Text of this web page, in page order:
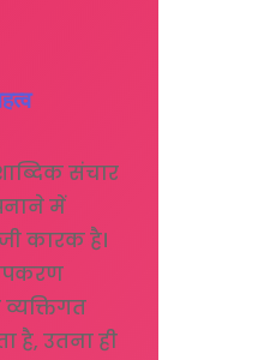
संचार
में
कारक है।
है, उतना ही